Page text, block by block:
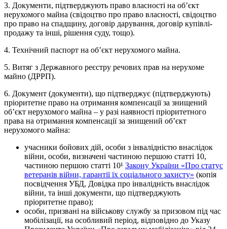
3. Документи, підтверджують право власності на об’єкт
нерухомого майна (свідоцтво про право власності, свідоцтво
про право на спадщину, договір дарування, договір купівлі-
продажу та інші, рішення суду, тощо).
4. Технічний паспорт на об’єкт нерухомого майна.
5. Витяг з Державного реєстру речових прав на нерухоме
майно (ДРРП).
6. Документ (документи), що підтверджує (підтверджують)
пріоритетне право на отримання компенсації за знищений
об’єкт нерухомого майна – у разі наявності пріоритетного
права на отримання компенсації за знищений об’єкт
нерухомого майна:
учасники бойових дій, особи з інвалідністю внаслідок
війни, особи, визначені частиною першою статті 10,
частиною першою статті 10¹ Закону України «Про статус
ветеранів війни, гарантії їх соціального захисту» (копія
посвідчення УБД, Довідка про інвалідність внаслідок
війни, та інші документи, що підтверджують
пріоритетне право);
особи, призвані на військову службу за призовом під час
мобілізації, на особливий період, відповідно до Указу